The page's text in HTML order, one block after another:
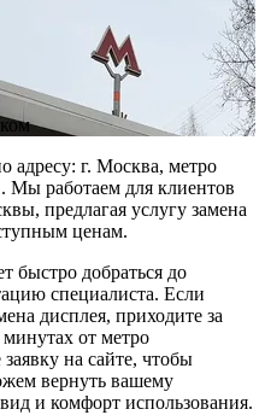
адресу: г. Москва, метро
Мы работаем для клиентов
предлагая услугу замена
ценам.
быстро добраться до
специалиста. Если
дисплея, приходите за
от метро
на сайте, чтобы
вернуть вашему
и комфорт использования.